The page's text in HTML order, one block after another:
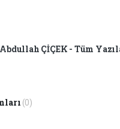
Abdullah ÇİÇEK - Tüm
(0)